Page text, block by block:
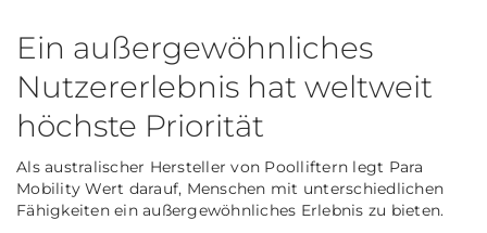
Ein außergewöhnliches
Nutzererlebnis hat weltweit
höchste Priorität
Als australischer Hersteller von Poolliftern legt Para
Mobility Wert darauf, Menschen mit unterschiedlichen
Fähigkeiten ein außergewöhnliches Erlebnis zu bieten.